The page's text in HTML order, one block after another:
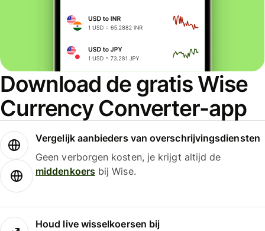
Download de gratis Wise
Currency Converter-app
Vergelijk aanbieders van overschrijvingsdiensten
Geen verborgen kosten, je krijgt altijd de
middenkoersbij Wise.
Houd live wisselkoersen bij